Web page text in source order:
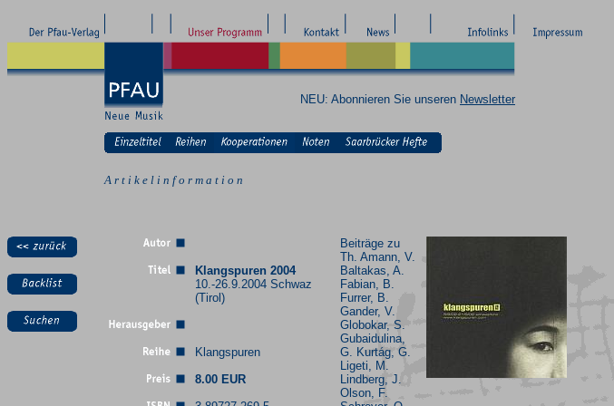
NEU: Abonnieren Sie unseren Newsletter
A r t i k e l i n f o r m a t i o n
Klangspuren 2004
10.-26.9.2004 Schwaz
(Tirol)
Klangspuren
8.00 EUR
Beiträge zu
Th. Amann, V.
Baltakas, A.
Fabian, B.
Furrer, B.
Gander, V.
Globokar, S.
Gubaidulina,
G. Kurtág, G.
Ligeti, M.
Lindberg, J.
Olson, F.